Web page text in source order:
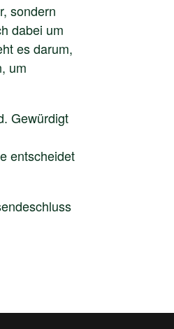
sondern
dabei um
es darum,
um
Gewürdigt
entscheidet